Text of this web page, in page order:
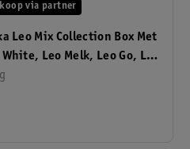
Leo Mix Collection Box Met
White, Leo Melk, Leo Go, Leo
Choco En Leo Crispy
via partner